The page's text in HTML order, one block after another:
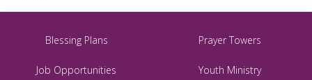
Blessing Plans Prayer Towers
Job Opportunities Youth Ministry